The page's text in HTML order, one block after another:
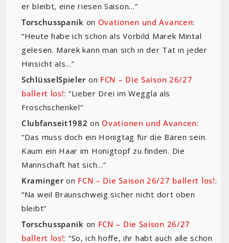
er bleibt, eine riesen Saison…”
Torschusspanik on Ovationen und Avancen:
“Heute habe ich schon als Vorbild Marek Mintal
gelesen. Marek kann man sich in der Tat in jeder
Hinsicht als…”
SchlüsselSpieler on FCN – Die Saison 26/27
ballert los!: “Lieber Drei im Weggla als
Froschschenkel”
Clubfanseit1982 on Ovationen und Avancen:
“Das muss doch ein Honigtag für die Bären sein.
Kaum ein Haar im Honigtopf zu finden. Die
Mannschaft hat sich…”
Kramingeron FCN – Die Saison 26/27 ballert los!:
“Na weil Braunschweig sicher nicht dort oben
bleibt”
Torschusspanik on FCN – Die Saison 26/27
ballert los!: “So, ich hoffe, ihr habt auch alle schon